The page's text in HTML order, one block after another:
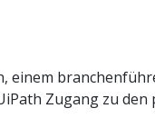
einem
Zugang zu